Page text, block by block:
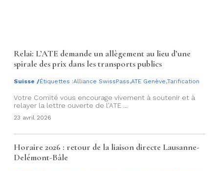
Relai: L’ATE demande un allègement au lieu d’une
spirale des prix dans les transports publics
Suisse /Étiquettes :Alliance SwissPass,ATE Genève,Tarification
Votre Comité vous encourage vivement à soutenir et à
relayer la lettre ouverte de l'ATE ...
23 avril 2026
Horaire 2026 : retour de la liaison directe Lausanne-
Delémont-Bâle